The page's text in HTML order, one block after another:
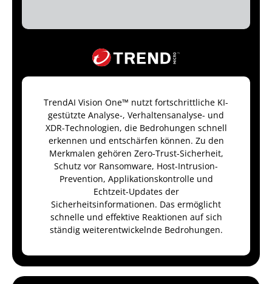
TrendAI Vision One™ nutzt fortschrittliche KI-
gestützte Analyse-, Verhaltensanalyse- und
XDR-Technologien, die Bedrohungen schnell
erkennen und entschärfen können. Zu den
Merkmalen gehören Zero-Trust-Sicherheit,
Schutz vor Ransomware, Host-Intrusion-
Prevention, Applikationskontrolle und
Echtzeit-Updates der
Sicherheitsinformationen. Das ermöglicht
schnelle und effektive Reaktionen auf sich
ständig weiterentwickelnde Bedrohungen.